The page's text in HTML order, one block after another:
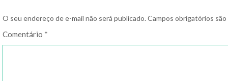
O seu endereço de e-mail não será publicado. Campos obrigatórios
Comentário *